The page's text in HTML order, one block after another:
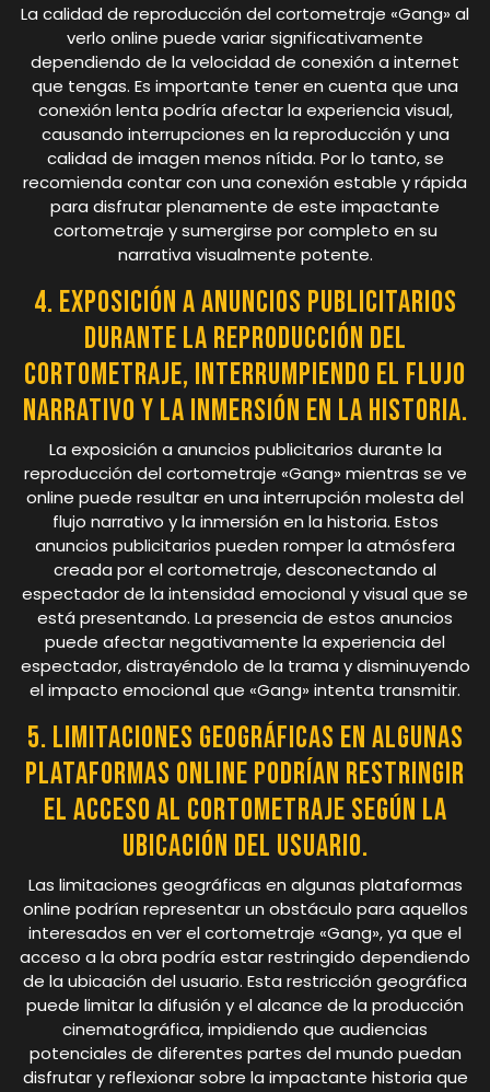
La calidad de reproducción del cortometraje «Gang» al
verlo online puede variar significativamente
dependiendo de la velocidad de conexión a internet
que tengas. Es importante tener en cuenta que una
conexión lenta podría afectar la experiencia visual,
causando interrupciones en la reproducción y una
calidad de imagen menos nítida. Por lo tanto, se
recomienda contar con una conexión estable y rápida
para disfrutar plenamente de este impactante
cortometraje y sumergirse por completo en su
narrativa visualmente potente.
4. Exposición a anuncios publicitarios
durante la reproducción del
cortometraje, interrumpiendo el flujo
narrativo y la inmersión en la historia.
La exposición a anuncios publicitarios durante la
reproducción del cortometraje «Gang» mientras se ve
online puede resultar en una interrupción molesta del
flujo narrativo y la inmersión en la historia. Estos
anuncios publicitarios pueden romper la atmósfera
creada por el cortometraje, desconectando al
espectador de la intensidad emocional y visual que se
está presentando. La presencia de estos anuncios
puede afectar negativamente la experiencia del
espectador, distrayéndolo de la trama y disminuyendo
el impacto emocional que «Gang» intenta transmitir.
5. Limitaciones geográficas en algunas
plataformas online podrían restringir
el acceso al cortometraje según la
ubicación del usuario.
Las limitaciones geográficas en algunas plataformas
online podrían representar un obstáculo para aquellos
interesados en ver el cortometraje «Gang», ya que el
acceso a la obra podría estar restringido dependiendo
de la ubicación del usuario. Esta restricción geográfica
puede limitar la difusión y el alcance de la producción
cinematográfica, impidiendo que audiencias
potenciales de diferentes partes del mundo puedan
disfrutar y reflexionar sobre la impactante historia que